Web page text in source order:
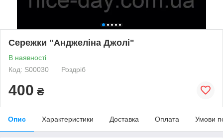
Сережки "Анджеліна Джолі"
В наявності
Код: S00030
Роздріб
400 ₴
Опис Характеристики Доставка Оплата Умови